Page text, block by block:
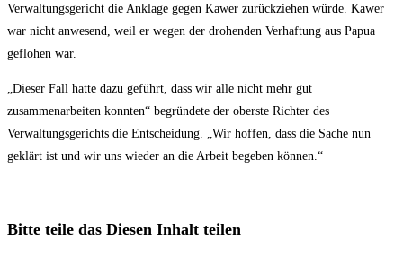
Verwaltungsgericht die Anklage gegen Kawer zurückziehen würde. Kawer
war nicht anwesend, weil er wegen der drohenden Verhaftung aus Papua
geflohen war.
„Dieser Fall hatte dazu geführt, dass wir alle nicht mehr gut
zusammenarbeiten konnten“ begründete der oberste Richter des
Verwaltungsgerichts die Entscheidung. „Wir hoffen, dass die Sache nun
geklärt ist und wir uns wieder an die Arbeit begeben können.“
Bitte teile das Diesen Inhalt teilen